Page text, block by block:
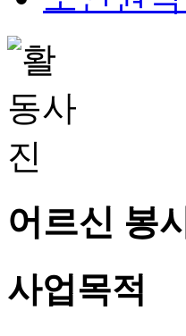
어르신 봉
사업목적